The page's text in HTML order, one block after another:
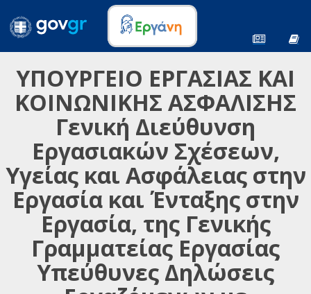
ΥΠΟΥΡΓΕΙΟ ΕΡΓΑΣΙΑΣ ΚΑΙ
ΚΟΙΝΩΝΙΚΗΣ ΑΣΦΑΛΙΣΗΣ
Γενική Διεύθυνση
Εργασιακών Σχέσεων,
Υγείας και Ασφάλειας στην
Εργασία και Ένταξης στην
Εργασία, της Γενικής
Γραμματείας Εργασίας
Υπεύθυνες Δηλώσεις